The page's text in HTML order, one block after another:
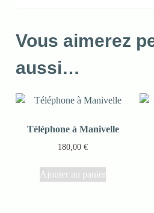
Vous aimerez
aussi…
Téléphone à Manivelle
180,00€
Ajouter au panier